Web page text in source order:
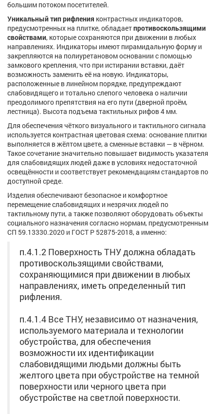
большим потоком посетителей.
Уникальный тип рифления контрастных индикаторов,
предусмотренных на плитке, обладаетпротивоскользящими
свойствами, которые сохраняются при движении в любых
направлениях. Индикаторы имеют пирамидальную форму и
закрепляются на полиуретановом основании с помощью
замкового крепления, что при истирании вставки, даёт
возможность заменить её на новую. Индикаторы,
расположенные в линейном порядке, предупреждают
слабовидящего и тотально слепого человека о наличии
преодолимого препятствия на его пути (дверной проём,
лестница). Высота подъема тактильных рифов 4 мм.
Для обеспечения чёткого визуального и тактильного сигнала
используется контрастная цветовая схема: основание плитки
выполняется в жёлтом цвете, а сменные вставки — в чёрном.
Такое сочетание значительно повышает видимость указателя
для слабовидящих людей даже в условиях недостаточной
освещённости и соответствует рекомендациям стандартов по
доступной среде.
Изделия обеспечивают безопасное и комфортное
перемещение слабовидящих и незрячих людей по
тактильному пути, а также позволяют оборудовать объекты
социального назначения согласно нормам, предусмотренным
СП 59.13330.2020 и ГОСТ Р 52875-2018, а именно:
п.4.1.2 Поверхность ТНУ должна обладать
противоскользящими свойствами,
сохраняющимися при движении в любых
направлениях, иметь определенный тип
рифления.
п.4.1.4 Все ТНУ, независимо от назначения,
используемого материала и технологии
обустройства, для обеспечения
возможности их идентификации
слабовидящими людьми должны быть
желтого цвета при обустройстве на темной
поверхности или черного цвета при
обустройстве на светлой поверхности.